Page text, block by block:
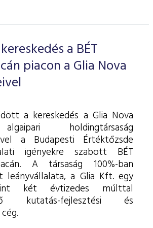
a BÉT
piacon a Glia Nova
a kereskedés a Glia Nova
holdingtársaság
a Budapesti Értéktőzsde
igényekre szabott BÉT
A társaság 100%-ban
leányvállalata, a Glia Kft. egy
két évtizedes múlttal
kutatás-fejlesztési és